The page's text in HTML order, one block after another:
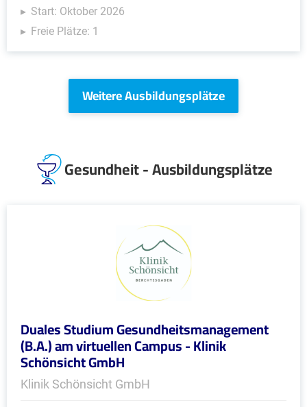
Start: Oktober 2026
Freie Plätze: 1
Weitere Ausbildungsplätze
Gesundheit - Ausbildungsplätze
Duales Studium Gesundheitsmanagement
(B.A.) am virtuellen Campus - Klinik
Schönsicht GmbH
Klinik Schönsicht GmbH